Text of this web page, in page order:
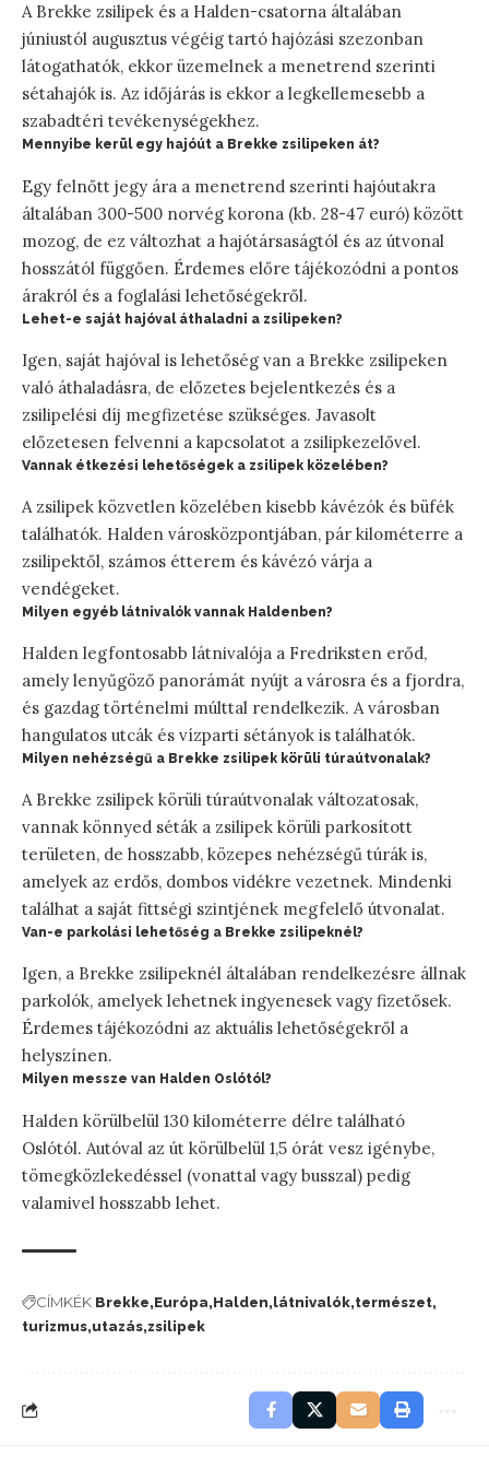
A Brekke zsilipek és a Halden-csatorna általában
júniustól augusztus végéig tartó hajózási szezonban
látogathatók, ekkor üzemelnek a menetrend szerinti
sétahajók is. Az időjárás is ekkor a legkellemesebb a
szabadtéri tevékenységekhez.
Mennyibe kerül egy hajóút a Brekke zsilipeken át?
Egy felnőtt jegy ára a menetrend szerinti hajóutakra
általában 300-500 norvég korona (kb. 28-47 euró) között
mozog, de ez változhat a hajótársaságtól és az útvonal
hosszától függően. Érdemes előre tájékozódni a pontos
árakról és a foglalási lehetőségekről.
Lehet-e saját hajóval áthaladni a zsilipeken?
Igen, saját hajóval is lehetőség van a Brekke zsilipeken
való áthaladásra, de előzetes bejelentkezés és a
zsilipelési díj megfizetése szükséges. Javasolt
előzetesen felvenni a kapcsolatot a zsilipkezelővel.
Vannak étkezési lehetőségek a zsilipek közelében?
A zsilipek közvetlen közelében kisebb kávézók és büfék
találhatók. Halden városközpontjában, pár kilométerre a
zsilipektől, számos étterem és kávézó várja a
vendégeket.
Milyen egyéb látnivalók vannak Haldenben?
Halden legfontosabb látnivalója a Fredriksten erőd,
amely lenyűgöző panorámát nyújt a városra és a fjordra,
és gazdag történelmi múlttal rendelkezik. A városban
hangulatos utcák és vízparti sétányok is találhatók.
Milyen nehézségű a Brekke zsilipek körüli túraútvonalak?
A Brekke zsilipek körüli túraútvonalak változatosak,
vannak könnyed séták a zsilipek körüli parkosított
területen, de hosszabb, közepes nehézségű túrák is,
amelyek az erdős, dombos vidékre vezetnek. Mindenki
találhat a saját fittségi szintjének megfelelő útvonalat.
Van-e parkolási lehetőség a Brekke zsilipeknél?
Igen, a Brekke zsilipeknél általában rendelkezésre állnak
parkolók, amelyek lehetnek ingyenesek vagy fizetősek.
Érdemes tájékozódni az aktuális lehetőségekről a
helyszínen.
Milyen messze van Halden Oslótól?
Halden körülbelül 130 kilométerre délre található
Oslótól. Autóval az út körülbelül 1,5 órát vesz igénybe,
tömegközlekedéssel (vonattal vagy busszal) pedig
valamivel hosszabb lehet.
CÍMKÉK Brekke Európa Halden látnivalók természet
turizmus utazás zsilipek